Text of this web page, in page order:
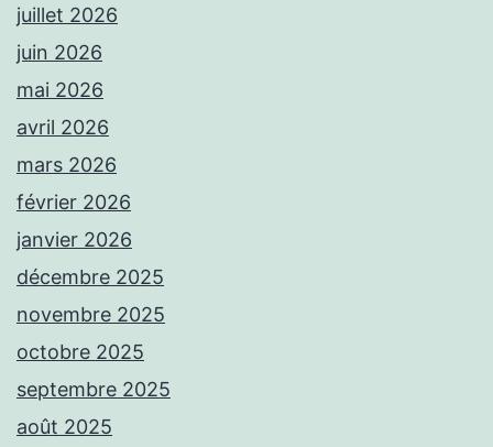
juillet 2026
juin 2026
mai 2026
avril 2026
mars 2026
février 2026
janvier 2026
décembre 2025
novembre 2025
octobre 2025
septembre 2025
août 2025